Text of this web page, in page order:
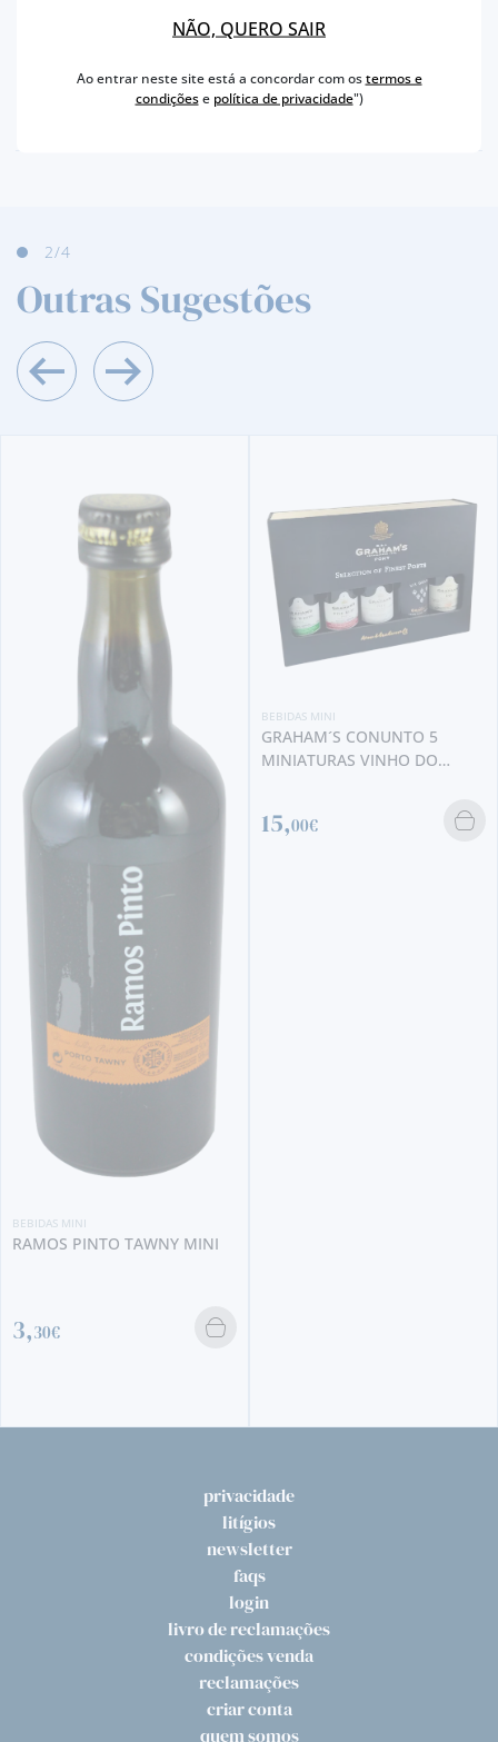
CAPACIDADE 50 ML
2/4
Outras Sugestões
GRAHAM´S CONUNTO 5
MINIATURAS VINHO DO
PORTO
00€
privacidade
litígios
newsletter
faqs
login
livro de reclamações
condições venda
reclamações
criar conta
quem somos
NÃO, QUERO SAIR
Ao entrar neste site está a concordar com ostermos e
condiçõese política de privacidade")